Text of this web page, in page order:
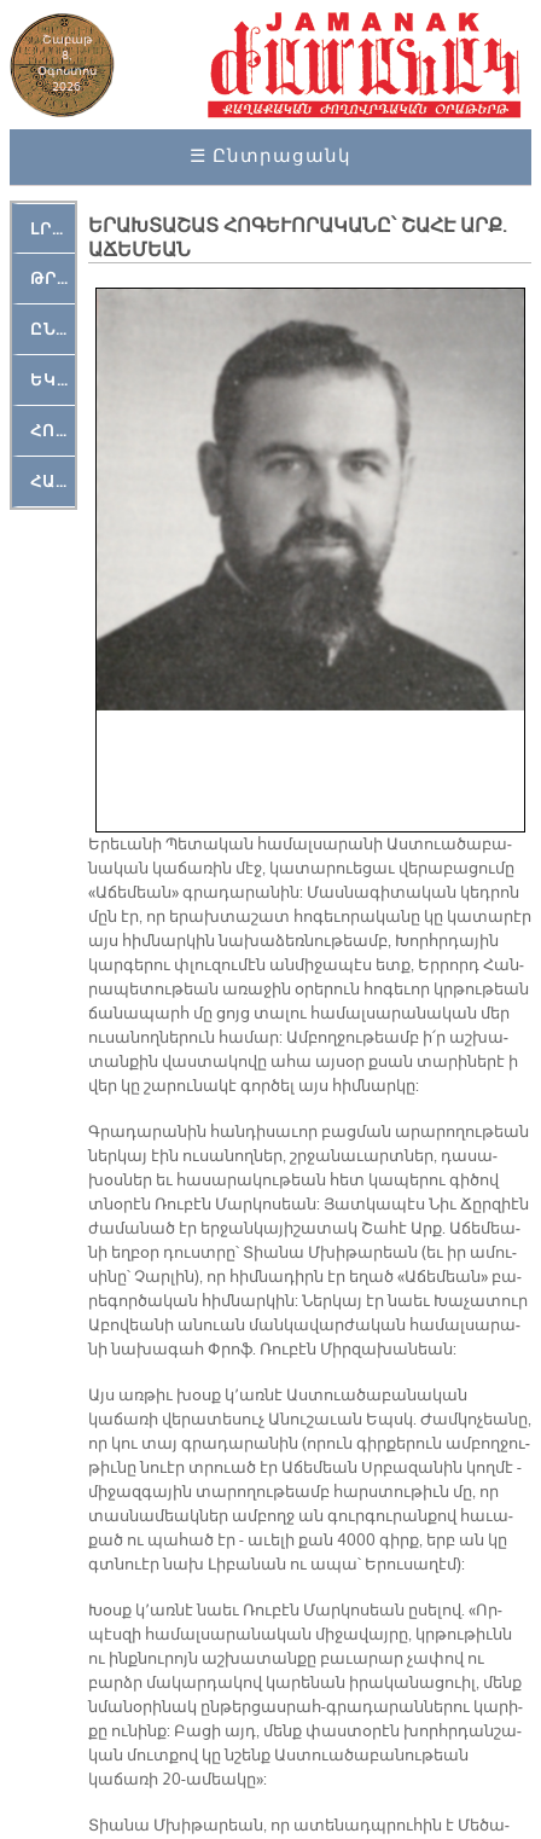
Շաբաթ
8,
Օգոստոս
2026
☰ Ընտրացանկ
ԼՐԱՀՈՍ
ԹՐՔԱՀԱՅ ԿԵԱՆՔ
ԸՆԿԵՐԱՄՇԱԿՈՒԹԱՅԻՆ
ԵԿԵՂԵՑԱԿԱՆ
ՀՈԳԵՄՏԱՒՈՐ
ՀԱՐԹԱԿ
ԵՐԱԽՏԱՇԱՏ ՀՈԳԵՒՈՐԱԿԱՆԸ՝ ՇԱՀԷ ԱՐՔ.
ԱՃԵՄԵԱՆ
Ե­րե­ւա­նի Պե­տա­կան հա­մալ­սա­րա­նի Աս­տուա­ծա­բա­
նա­կան կաճառին մէջ, կա­տա­րուե­ցաւ վե­րա­բա­ցու­մը
«Ա­ճե­մեան» գրա­դա­րա­նին: Մաս­նա­գի­տա­կան կեդ­րոն
մըն էր, որ ե­րախ­տա­շատ հո­գե­ւո­րա­կա­նը կը կա­տա­րէր
այս հիմ­նար­կին նա­խա­ձեռ­նու­թեամբ, Խորհր­դա­յին
կար­գե­րու փլու­զու­մէն ան­մի­ջա­պէս ետք, Եր­րորդ Հան­
րա­պե­տու­թեան ա­ռա­ջին օ­րե­րուն հո­գե­ւոր կրթու­թեան
ճա­նա­պարհ մը ցոյց տա­լու հա­մալ­սա­րա­նա­կան մեր
ու­սա­նող­նե­րուն հա­մար: Ամ­բող­ջու­թեամբ ի՛ր աշ­խա­
տան­քին վաս­տա­կո­վը ա­հա այ­սօր քսան տա­րի­նե­րէ ի
վեր կը շա­րու­նա­կէ գոր­ծել այս հիմ­նար­կը:
Գրա­դա­րա­նին հան­դի­սա­ւոր բաց­ման ա­րա­րո­ղու­թեան
ներ­կայ էին ու­սա­նող­ներ, շրջա­նա­ւարտ­ներ, դա­սա­
խօս­ներ եւ հա­սա­րա­կու­թեան հետ կա­պե­րու գի­ծով
տնօ­րէն Ռու­բէն Մար­կո­սեան: Յատ­կա­պէս Նիւ Ճըր­զիէն
ժա­մա­նած էր եր­ջան­կա­յի­շա­տակ Շա­հէ Արք. Ա­ճե­մեա­
նի եղ­բօր դուստ­րը՝ Տիա­նա Մխի­թա­րեան (եւ իր ա­մու­
սի­նը՝ Չար­լին), որ հիմ­նա­դիրն էր ե­ղած «Ա­ճե­մեան» բա­
րե­գոր­ծա­կան հիմ­նար­կին: Ներ­կայ էր նաեւ Խա­չա­տուր
Ա­բո­վեա­նի ա­նուան ման­կա­վար­ժա­կան հա­մալ­սա­րա­
նի նա­խա­գահ Փրոֆ. Ռու­բէն Միր­զա­խա­նեան:
Այս առ­թիւ խօսք կ­՚առ­նէ Աս­տուա­ծա­բա­նա­կան
կաճառի վերատեսուչ Ա­նու­շա­ւան Եպսկ. Ժամ­կո­չեա­նը,
որ կու տայ գրա­դա­րա­նին (ո­րուն գիր­քե­րուն ամ­բող­ջու­
թիւ­նը նուէր տրուած էր Ա­ճե­մեան Սրբա­զա­նին կող­մէ -
մի­ջազ­գա­յին տա­րո­ղու­թեամբ հարս­տու­թիւն մը, որ
տաս­նա­մեակ­ներ ամ­բողջ ան գուր­գու­րան­քով հա­ւա­
քած ու պա­հած էր - ա­ւե­լի քան 4000 գիրք, երբ ան կը
գտնուէր նախ Լի­բա­նան ու ա­պա՝ Ե­րու­սա­ղէմ):
Խօսք կ­՚առ­նէ նաեւ Ռու­բէն Մար­կո­սեան ը­սե­լով. «Որ­
պէս­զի հա­մալ­սա­րա­նա­կան մի­ջա­վայ­րը, կրթու­թիւնն
ու ինք­նու­րոյն աշ­խա­տան­քը բա­ւա­րար չա­փով ու
բարձր մա­կար­դա­կով կա­րե­նան ի­րա­կա­նա­ցուիլ, մենք
նմա­նօ­րի­նակ ըն­թեր­ցաս­րահ-գրա­դա­րան­նե­րու կա­րի­
քը ու­նինք: Բա­ցի այդ, մենք փաս­տօ­րէն խորհր­դան­շա­
կան մուտ­քով կը նշենք Աս­տուա­ծա­բա­նու­թեան
կաճառի 20-ա­մեա­կը»:
Տիա­նա Մխի­թա­րեան, որ ա­տե­նադպ­րու­հին է Մե­ծա­